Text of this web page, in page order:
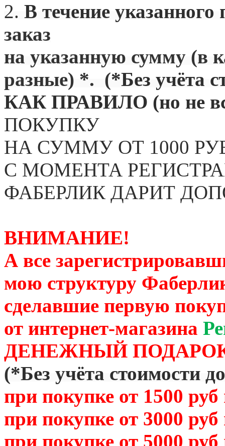
2. В течение указанного
заказ
на указанную сумму (в
разные) *. (*Без учёта
КАК ПРАВИЛО (но не
ПОКУПКУ
НА СУММУ ОТ 1000
С МОМЕНТА
ФАБЕРЛИК ДАРИТ
ВНИМАНИЕ!
А все
мою структуру
сделавшие первую
от интернет-магазина
ДЕНЕЖНЫЙ
(*Без учёта стоимости
при покупке от 1500
при покупке от 3000
при покупке от 5000